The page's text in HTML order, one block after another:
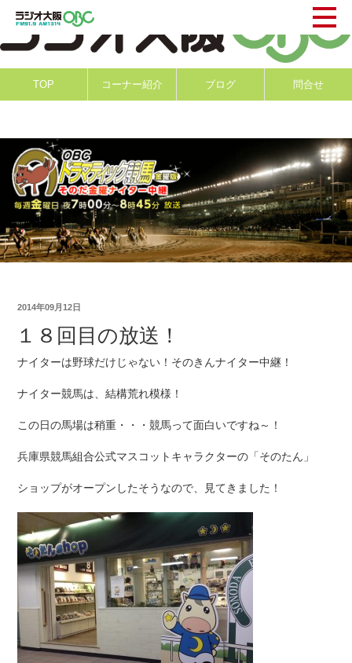
TOP コーナー紹介 ブログ 問合せ
2014年09月12日
１８回目の放送！
ナイターは野球だけじゃない！そのきんナイター中継！
ナイター競馬は、結構荒れ模様！
この日の馬場は稍重・・・競馬って面白いですね～！
兵庫県競馬組合公式マスコットキャラクターの「そのたん」
ショップがオープンしたそうなので、見てきました！